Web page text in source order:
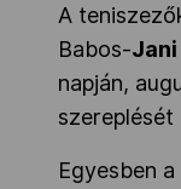
A
Babos-Jani
napján,
szereplését
Egyesben